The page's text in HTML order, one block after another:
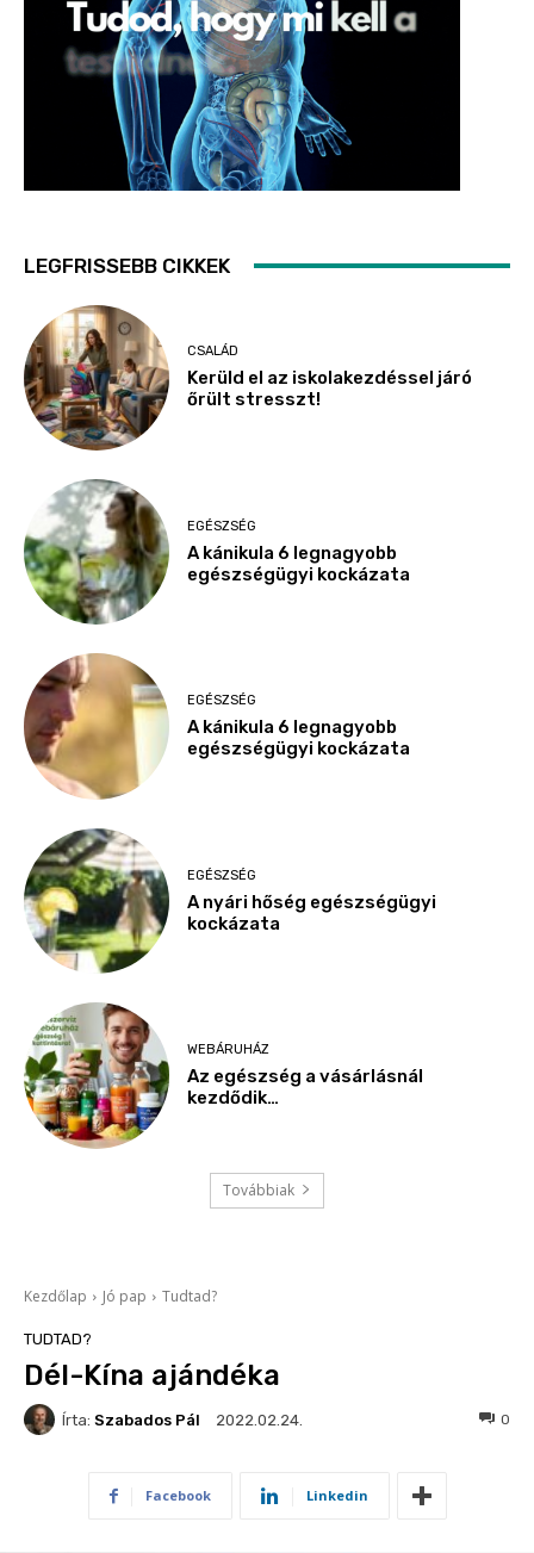
LEGFRISSEBB CIKKEK
CSALÁD
Kerüld el az iskolakezdéssel járó
őrült stresszt!
EGÉSZSÉG
A kánikula 6 legnagyobb
egészségügyi kockázata
EGÉSZSÉG
A kánikula 6 legnagyobb
egészségügyi kockázata
EGÉSZSÉG
A nyári hőség egészségügyi
kockázata
WEBÁRUHÁZ
Az egészség a vásárlásnál
kezdődik…
Továbbiak